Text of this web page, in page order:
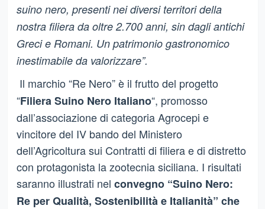
suino nero, presenti nei diversi territori della
nostra filiera da oltre 2.700 anni, sin dagli antichi
Greci e Romani. Un patrimonio gastronomico
inestimabile da valorizzare”.
Il marchio “Re Nero” è il frutto del progetto
“Filiera Suino Nero Italiano“, promosso
dall’associazione di categoria Agrocepi e
vincitore del IV bando del Ministero
dell’Agricoltura sui Contratti di filiera e di distretto
con protagonista la zootecnia siciliana. I risultati
saranno illustrati nel convegno “Suino Nero:
Re per Qualità, Sostenibilità e Italianità” che